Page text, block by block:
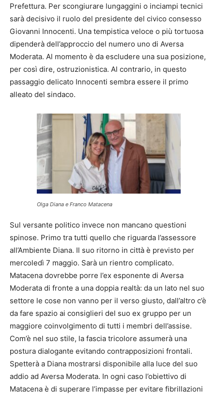
Prefettura. Per scongiurare lungaggini o inciampi tecnici
sarà decisivo il ruolo del presidente del civico consesso
Giovanni Innocenti. Una tempistica veloce o più tortuosa
dipenderà dell’approccio del numero uno di Aversa
Moderata. Al momento è da escludere una sua posizione,
per così dire, ostruzionistica. Al contrario, in questo
passaggio delicato Innocenti sembra essere il primo
alleato del sindaco.
Olga Diana e Franco Matacena
Sul versante politico invece non mancano questioni
spinose. Primo tra tutti quello che riguarda l’assessore
all’Ambiente Diana. Il suo ritorno in città è previsto per
mercoledì 7 maggio. Sarà un rientro complicato.
Matacena dovrebbe porre l’ex esponente di Aversa
Moderata di fronte a una doppia realtà: da un lato nel suo
settore le cose non vanno per il verso giusto, dall’altro c’è
da fare spazio ai consiglieri del suo ex gruppo per un
maggiore coinvolgimento di tutti i membri dell’assise.
Com’è nel suo stile, la fascia tricolore assumerà una
postura dialogante evitando contrapposizioni frontali.
Spetterà a Diana mostrarsi disponibile alla luce del suo
addio ad Aversa Moderata. In ogni caso l’obiettivo di
Matacena è di superare l’impasse per evitare fibrillazioni